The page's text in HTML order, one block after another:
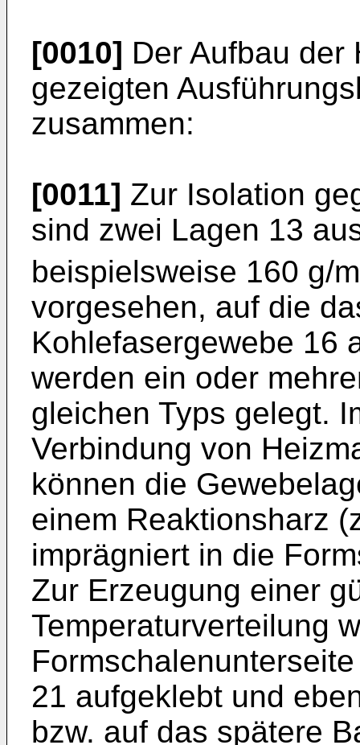
[0010] Der Aufbau der
gezeigten
zusammen:
[0011] Zur Isolation
sind zwei Lagen 13
beispielsweise 160 g/m
vorgesehen, auf die
Kohlefasergewebe 16
werden ein oder
gleichen Typs gelegt.
Verbindung von
können die
einem Reaktionsharz
imprägniert in die
Zur Erzeugung einer
Temperaturverteilung
21 aufgeklebt und
bzw. auf das spätere